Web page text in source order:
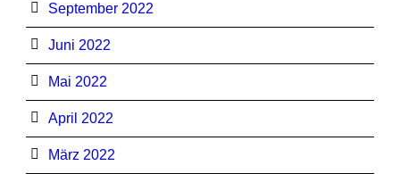
September 2022
Juni 2022
Mai 2022
April 2022
März 2022